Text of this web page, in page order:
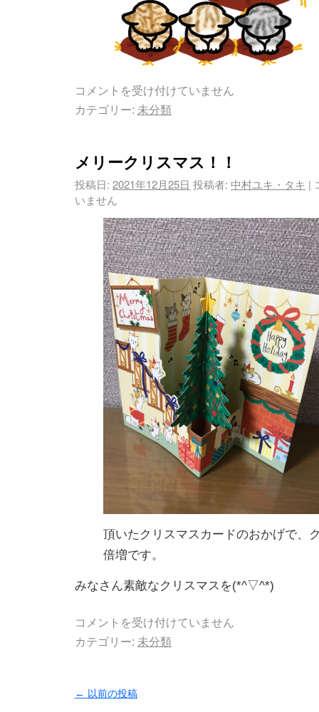
コメントを受け付けていません
カテゴリー: 未分類
メリークリスマス！！
投稿日: 2021年12月25日 投稿者: 中村ユキ・タキ |
いません
頂いたクリスマスカードのおかげで、
倍増です。
みなさん素敵なクリスマスを(*^▽^*)
コメントを受け付けていません
カテゴリー: 未分類
← 以前の投稿